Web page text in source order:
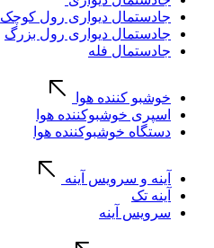
جادستمال دیواری رول کوچک
جادستمال دیواری رول بزرگ
جادستمال فله
خوشبو کننده هوا
اسپری خوشبوکننده هوا
دستگاه خوشبوکننده هوا
آینه و سرویس آینه
آینه تک
سرویس آینه